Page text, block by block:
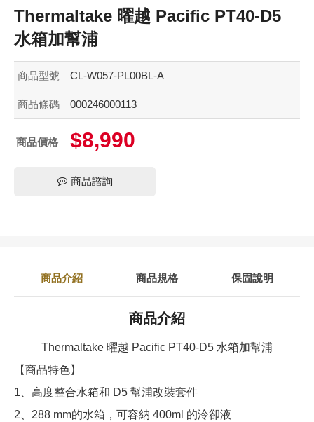
Thermaltake 曜越 Pacific PT40-D5
水箱加幫浦
商品型號 CL-W057-PL00BL-A
商品條碼 000246000113
商品價格 $8,990
商品諮詢
商品介紹 商品規格 保固說明
商品介紹
Thermaltake 曜越 Pacific PT40-D5 水箱加幫浦
【商品特色】
1、高度整合水箱和 D5 幫浦改裝套件
2、288 mm的水箱，可容納 400ml 的泠卻液